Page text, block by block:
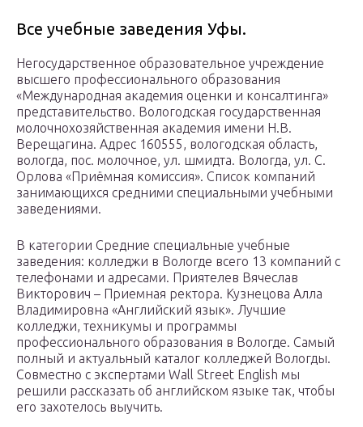
Все учебные заведения Уфы.
Негосударственное образовательное учреждение
высшего профессионального образования
«Международная академия оценки и консалтинга»
представительство. Вологодская государственная
молочнохозяйственная академия имени Н.В.
Верещагина. Адрес 160555, вологодская область,
вологда, пос. молочное, ул. шмидта. Вологда, ул. С.
Орлова «Приёмная комиссия». Список компаний
занимающихся средними специальными учебными
заведениями.
В категории Средние специальные учебные
заведения: колледжи в Вологде всего 13 компаний с
телефонами и адресами. Приятелев Вячеслав
Викторович – Приемная ректора. Кузнецова Алла
Владимировна «Английский язык». Лучшие
колледжи, техникумы и программы
профессионального образования в Вологде. Самый
полный и актуальный каталог колледжей Вологды.
Совместно с экспертами Wall Street English мы
решили рассказать об английском языке так, чтобы
его захотелось выучить.